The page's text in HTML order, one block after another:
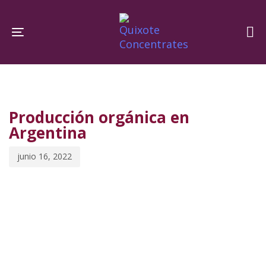
links
navigation
content
Toggle navigation
Producción orgánica en
Argentina
junio 16, 2022